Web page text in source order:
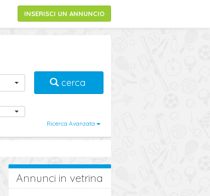
INSERISCI UN ANNUNCIO
cerca
Ricerca Avanzata
Annunci in vetrina